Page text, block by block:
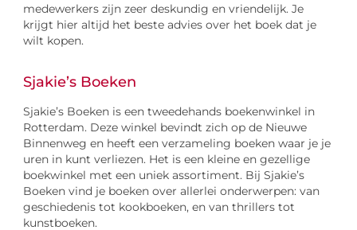
medewerkers zijn zeer deskundig en vriendelijk. Je
krijgt hier altijd het beste advies over het boek dat je
wilt kopen.
Sjakie’s Boeken
Sjakie’s Boeken is een tweedehands boekenwinkel in
Rotterdam. Deze winkel bevindt zich op de Nieuwe
Binnenweg en heeft een verzameling boeken waar je je
uren in kunt verliezen. Het is een kleine en gezellige
boekwinkel met een uniek assortiment. Bij Sjakie’s
Boeken vind je boeken over allerlei onderwerpen: van
geschiedenis tot kookboeken, en van thrillers tot
kunstboeken.